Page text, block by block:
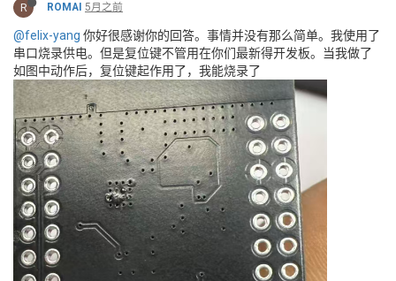
R ROMAI 5月之前
@felix-yang 你好很感谢你的回答。事情并没有那么简单。我使用了
串口烧录供电。但是复位键不管用在你们最新得开发板。当我做了
如图中动作后，复位键起作用了，我能烧录了